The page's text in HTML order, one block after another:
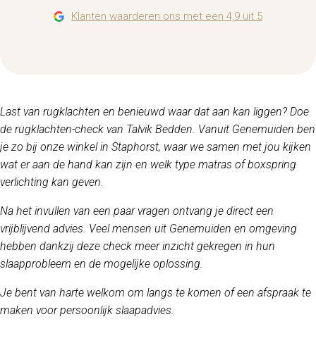
jakob haasjes
Klanten waarderen ons met een 4,9 uit 5
Last van rugklachten en benieuwd waar dat aan kan liggen? Doe
de rugklachten-check van Talvik Bedden. Vanuit Genemuiden ben
je zo bij onze winkel in Staphorst, waar we samen met jou kijken
wat er aan de hand kan zijn en welk type matras of boxspring
verlichting kan geven.
Na het invullen van een paar vragen ontvang je direct een
vrijblijvend advies. Veel mensen uit Genemuiden en omgeving
hebben dankzij deze check meer inzicht gekregen in hun
slaapprobleem en de mogelijke oplossing.
Je bent van harte welkom om langs te komen of een afspraak te
maken voor persoonlijk slaapadvies.